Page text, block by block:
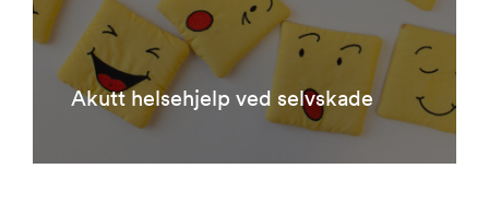
Akutt helsehjelp ved selvskade